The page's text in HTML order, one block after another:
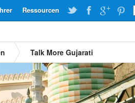
Ressourcen
Talk More Gujarati